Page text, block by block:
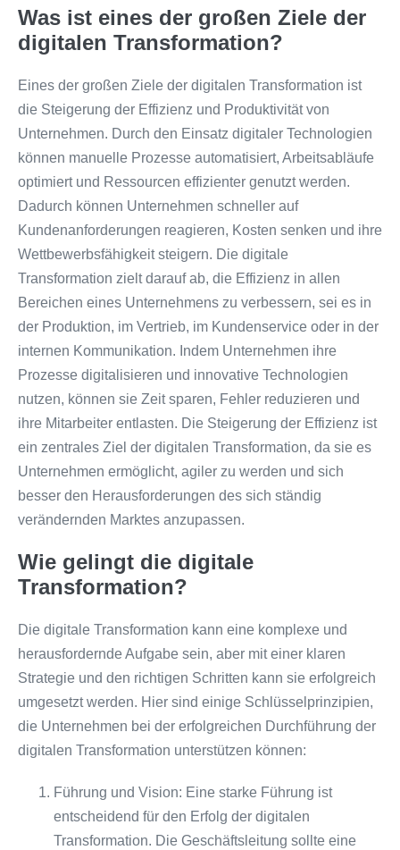
Was ist eines der großen Ziele der
digitalen Transformation?
Eines der großen Ziele der digitalen Transformation ist
die Steigerung der Effizienz und Produktivität von
Unternehmen. Durch den Einsatz digitaler Technologien
können manuelle Prozesse automatisiert, Arbeitsabläufe
optimiert und Ressourcen effizienter genutzt werden.
Dadurch können Unternehmen schneller auf
Kundenanforderungen reagieren, Kosten senken und ihre
Wettbewerbsfähigkeit steigern. Die digitale
Transformation zielt darauf ab, die Effizienz in allen
Bereichen eines Unternehmens zu verbessern, sei es in
der Produktion, im Vertrieb, im Kundenservice oder in der
internen Kommunikation. Indem Unternehmen ihre
Prozesse digitalisieren und innovative Technologien
nutzen, können sie Zeit sparen, Fehler reduzieren und
ihre Mitarbeiter entlasten. Die Steigerung der Effizienz ist
ein zentrales Ziel der digitalen Transformation, da sie es
Unternehmen ermöglicht, agiler zu werden und sich
besser den Herausforderungen des sich ständig
verändernden Marktes anzupassen.
Wie gelingt die digitale
Transformation?
Die digitale Transformation kann eine komplexe und
herausfordernde Aufgabe sein, aber mit einer klaren
Strategie und den richtigen Schritten kann sie erfolgreich
umgesetzt werden. Hier sind einige Schlüsselprinzipien,
die Unternehmen bei der erfolgreichen Durchführung der
digitalen Transformation unterstützen können:
Führung und Vision: Eine starke Führung ist
entscheidend für den Erfolg der digitalen
Transformation. Die Geschäftsleitung sollte eine